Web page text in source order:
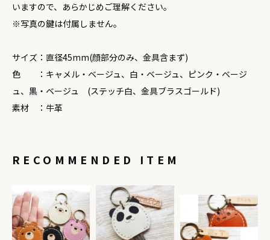
いますので、あらかじめご理解ください。
※写真の鍵は付属しません。
サイズ：直径45mm(顔部分のみ、金具含まず)
色 ：キャメル・ベージュ、白・ベージュ、ピンク・ベージ
ュ、黒・ベージュ (ステッチ白、金具ブラスゴールド)
素材 ：牛革
RECOMMENDED ITEM